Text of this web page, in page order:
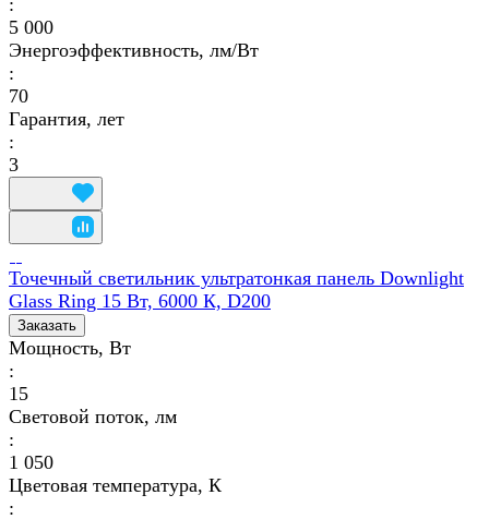
5 000
Энергоэффективность, лм/Вт
:
70
Гарантия, лет
:
3
Точечный светильник ультратонкая панель Downlight
Glass Ring 15 Вт, 6000 К, D200
Заказать
Мощность, Вт
:
15
Световой поток, лм
:
1 050
Цветовая температура, К
: